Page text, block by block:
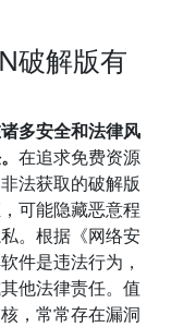
破解版有
多安全和法律风
在追求免费资源
法获取的破解版
可能隐藏恶意程
。根据《网络安
件是违法行为，
他法律责任。值
，常常存在漏洞